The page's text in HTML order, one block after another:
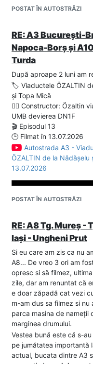
POSTAT ÎN AUTOSTRĂZI
RE: A3 București-
Napoca-Borș și
Turda
După aproape 2 luni am
🏷️ Viaductele ÖZALTIN
și Topa Mică
👷‍♂️ Constructor: Özaltin
UMB devierea DN1F
🎬 Episodul 13
🕒 Filmat în 13.07.2026
Autostrada A3 -
ÖZALTIN de la Nădășelu
13.07.2026
POSTAT ÎN AUTOSTRĂZI
RE: A8 Tg. Mureș -
Iași - Ungheni Prut
Si eu care am zis ca nu
A8... De vreo 3 ori am
opresc si să filmez,
zile, dar am renuntat că
e doar zăpadă cat vezi
m-am dus sa filmez si nu
parca masina de nameții
marginea drumului.
Vestea bună este că s-
pe jumătatea importantă
actual, bucata dintre A3
respectiv la
podul pe